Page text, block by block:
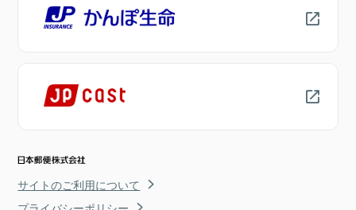
サイトのご利用について